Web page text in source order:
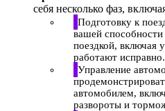
себя несколько фаз,
Подготовку к
вашей
поездкой, включая
работают исправно.
Управление
автомобилем,
развороты и